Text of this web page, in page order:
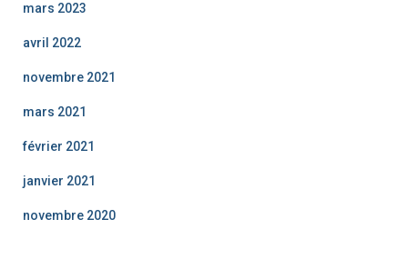
mars 2023
avril 2022
novembre 2021
mars 2021
février 2021
janvier 2021
novembre 2020